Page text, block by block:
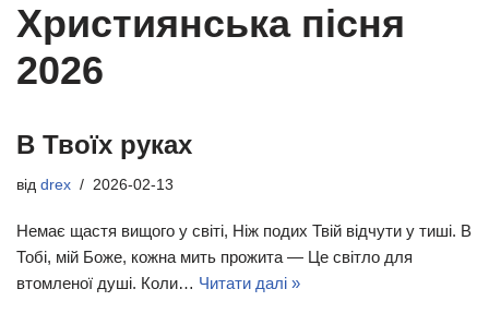
Християнська пісня
2026
В Твоїх руках
від drex 2026-02-13
Немає щастя вищого у світі, Ніж подих Твій відчути у тиші. В
Тобі, мій Боже, кожна мить прожита — Це світло для
втомленої душі. Коли… Читати далі »